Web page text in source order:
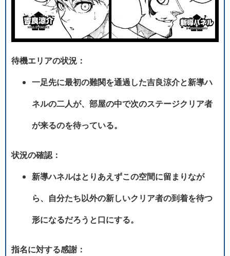
待機エリアの状況：
一足先に最初の難関を通過した吉良涼介と新導ハ
ネルの二人が、部屋の中で次のステージクリア者
が来るのを待っている。
状況の確認：
新導ハネルはとりあえずこの空間に留まりなが
ら、自分たち以外の新しいクリア者の到着を待つ
形になるだろうと口にする。
指名に対する感謝：